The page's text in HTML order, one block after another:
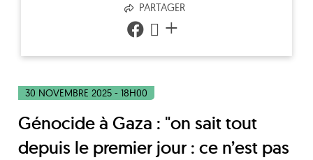
PARTAGER
+
30 NOVEMBRE 2025 - 18H00
Génocide à Gaza : "on sait tout
depuis le premier jour : ce n’est pas